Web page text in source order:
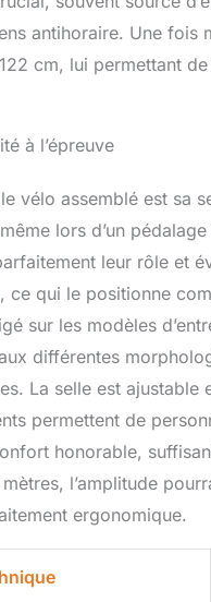
Le réglage de la
même à grande
équipé d'une
téléphone ou votre iPad
de 3 mm et forgé à 1200
soigneusement poli
L'ensemble du vélo
pour prévenir la rouille et
est conçu de manière
𝗜𝗡𝗦𝗧𝗔𝗟𝗟𝗔𝗧𝗜𝗢𝗡 𝗙𝗔𝗖𝗜𝗟𝗘
70 % et peut être utilisé
professionnels ! Nous
nécessaires. Une vidéo
manuel d'utilisation
pour accéder à un
heures pour vous
𝗖𝗛𝗔𝗢𝗞𝗘: CHAOKE
disposition.
antihoraire. Une fois
cm, lui permettant
à l’épreuve
vélo assemblé est sa
lors d’un
leur rôle et
qui le positionne
sur les modèles
différentes
La selle est
permettent de
honorable,
l’amplitude
ergonomique.